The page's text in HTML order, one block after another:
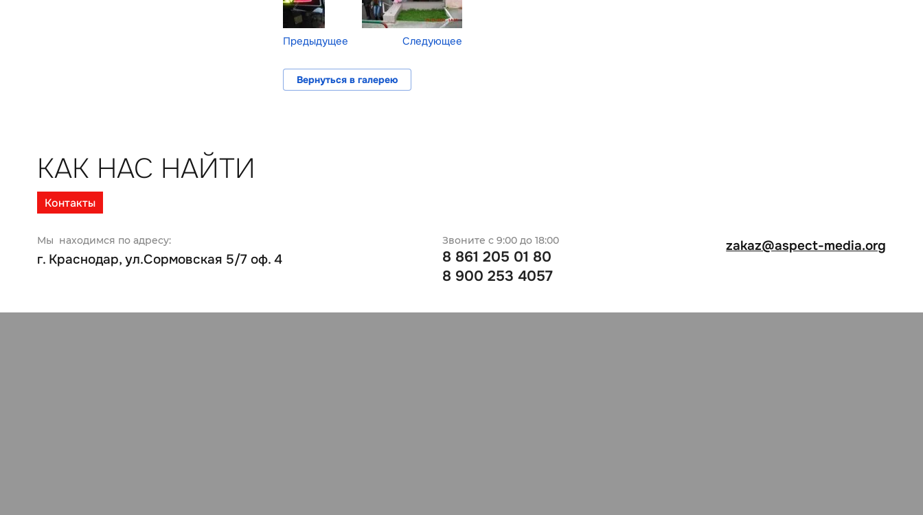
Предыдущее Следующее
Вернуться в галерею
КАК НАС НАЙТИ
Контакты
Мы находимся по адресу:
г. Краснодар, ул.Сормовская 5/7 оф. 4
Звоните с 9:00 до 18:00
8 861 205 01 80
8 900 253 4057
zakaz@aspect-media.org